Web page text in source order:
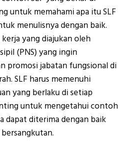
untuk memahami apa itu SLF
menulisnya dengan baik.
kerja yang diajukan oleh
(PNS) yang ingin
promosi jabatan fungsional di
SLF harus memenuhi
yang berlaku di setiap
untuk mengetahui contoh
dapat diterima dengan baik